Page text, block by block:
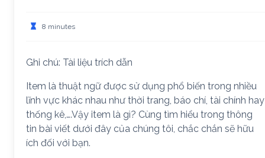
8 minutes
Ghi chú: Tài liệu trích dẫn
Item là thuật ngữ được sử dụng phổ biến trong nhiều
lĩnh vực khác nhau như thời trang, báo chí, tài chính hay
thống kê,….Vậy item là gì? Cùng tìm hiểu trong thông
tin bài viết dưới đây của chúng tôi, chắc chắn sẽ hữu
ích đối với bạn.